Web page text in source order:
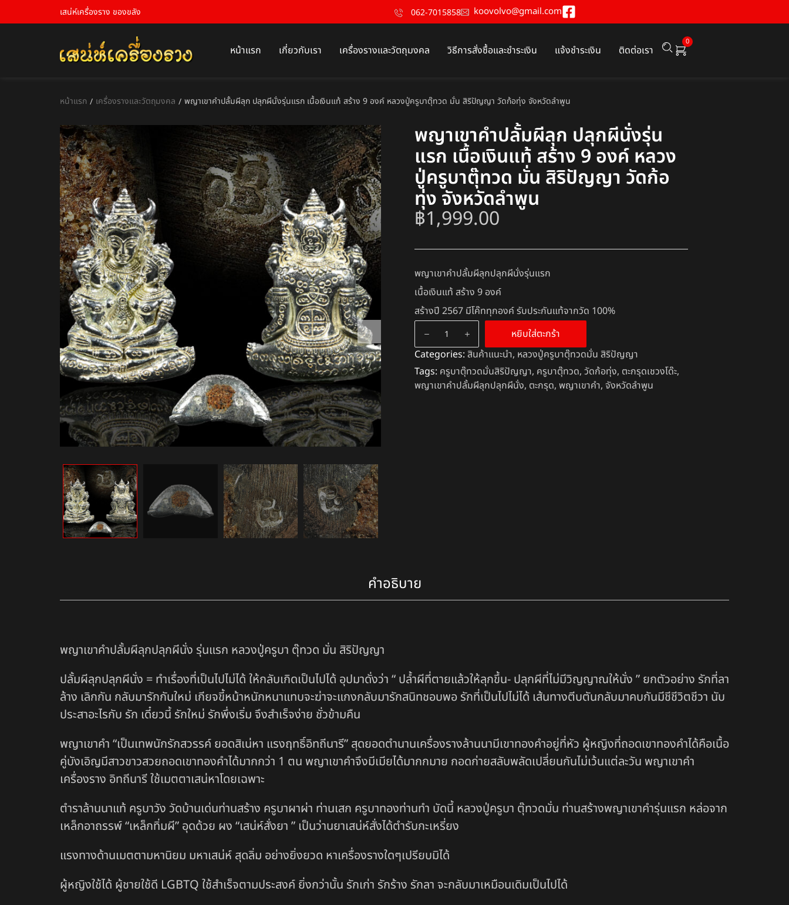
เสน่ห์เครื่องราง ของขลัง 062-7015858 koovolvo@gmail.com
หน้าแรก เกี่ยวกับเรา เครื่องรางและวัตถุมงคล วิธีการสั่งซื้อและชำระเงิน แจ้งชำระเงิน ติดต่อเรา
0
หน้าแรก / เครื่องรางและวัตถุมงคล / พญาเขาคำปลั้มผีลุก ปลุกผีนั่งรุ่นแรก เนื้อเงินแท้ สร้าง 9 องค์ หลวงปู่ครูบาตุ๊ทวด มั่น สิริปัญญา วัดก้อทุ่ง จังหวัดลำพูน
พญาเขาคำปลั้มผีลุก ปลุกผีนั่งรุ่น
แรก เนื้อเงินแท้ สร้าง 9 องค์ หลวง
ปู่ครูบาตุ๊ทวด มั่น สิริปัญญา วัดก้อ
ทุ่ง จังหวัดลำพูน
฿1,999.00
พญาเขาคำปลั้มผีลุกปลุกผีนั่งรุ่นแรก
เนื้อเงินแท้ สร้าง 9 องค์
สร้างปี 2567 มีโค๊ททุกองค์ รับประกันแท้จากวัด 100%
หยิบใส่ตะกร้า
Categories: สินค้าแนะนำ, หลวงปู่ครูบาตุ๊ทวดมั่น สิริปัญญา
Tags: ครูบาตุ๊ทวดมั่นสิริปัญญา, ครูบาตุ๊ทวด,วัดก้อทุ่ง, ตะกรุดเชวงโด๊ะ,
พญาเขาคำปลั้มผีลุกปลุกผีนั่ง, ตะกรุด,พญาเขาคำ,จังหวัดลำพูน
คำอธิบาย
พญาเขาคำปลั้มผีลุกปลุกผีนั่ง รุ่นแรก หลวงปู่ครูบา ตุ๊ทวด มั่น สิริปัญญา
ปลั้มผีลุกปลุกผีนั่ง = ทำเรื่องที่เป็นไปไม่ได้ ให้กลับเกิดเป็นไปได้ อุปมาดั่งว่า “ ปล้ำผีที่ตายแล้วให้ลุกขึ้น- ปลุกผีที่ไม่มีวิญญาณให้นั่ง ” ยกตัวอย่าง รักที่ลา
ล้าง เลิกกัน กลับมารักกันใหม่ เกียจขี้หน้าหนักหนาแทบจะฆ่าจะแกงกลับมารักสนิทชอบพอ รักที่เป็นไปไม่ได้ เส้นทางตีบตันกลับมาคบกันมีชีชีวิตชีวา นับ
ประสาอะไรกับ รัก เดี๋ยวนี้ รักใหม่ รักพึ่งเริ่ม จึงสำเร็จง่าย ชั่วข้ามคืน
พญาเขาคำ “เป็นเทพนักรักสวรรค์ ยอดสิเน่หา แรงฤทธิ์อิทถีนารี” สุดยอดตำนานเครื่องรางล้านนามีเขาทองคำอยู่ที่หัว ผู้หญิงที่ถอดเขาทองคำได้คือเนื้อ
คู่บังเอิญมีสาวขาวสวยถอดเขาทองคำได้มากกว่า 1 ตน พญาเขาคำจึงมีเมียได้มากกมาย กอดก่ายสลับพลัดเปลี่ยนกันไม่เว้นแต่ละวัน พญาเขาคำ
เครื่องราง อิทถีนารี ใช้เมตตาเสน่หาโดยเฉพาะ
ตำราล้านนาแท้ ครูบาวัง วัดบ้านเด่นท่านสร้าง ครูบาผาผ่า ท่านเสก ครูบาทองท่านทำ บัดนี้ หลวงปู่ครูบา ตุ๊ทวดมั่น ท่านสร้างพญาเขาคำรุ่นแรก หล่อจาก
เหล็กอาถรรพ์ “เหล็กทิ่มผี” อุดด้วย ผง “เสน่ห์สั่งยา ” เป็นว่านยาเสน่ห์สั่งได้ตำรับกะเหรี่ยง
แรงทางด้านเมตตามหานิยม มหาเสน่ห์ สุดลิ่ม อย่างยิ่งยวด หาเครื่องรางใดๆเปรียบมิได้
ผู้หญิงใช้ได้ ผู้ชายใช้ดี LGBTQ ใช้สำเร็จตามประสงค์ ยิ่งกว่านั้น รักเก่า รักร้าง รักลา จะกลับมาเหมือนเดิมเป็นไปได้